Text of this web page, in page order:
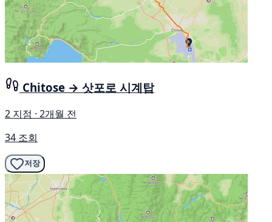
Chitose → 삿포로 시계탑
2 지점 · 2개월 전
34 조회
저장